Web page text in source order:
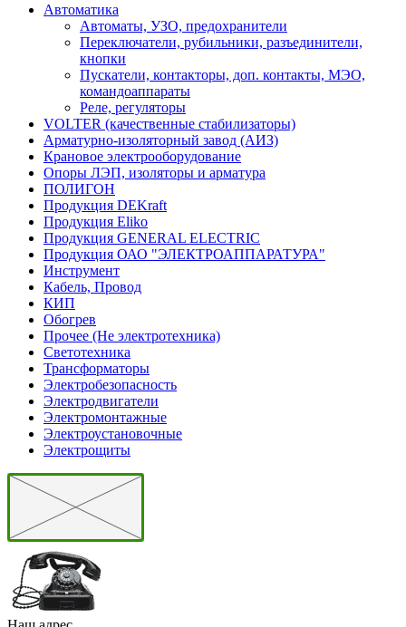
Автоматика
Автоматы, УЗО, предохранители
Переключатели, рубильники, разъединители,
кнопки
Пускатели, контакторы, доп. контакты, МЭО,
командоаппараты
Реле, регуляторы
VOLTER (качественные стабилизаторы)
Арматурно-изоляторный завод (АИЗ)
Крановое электрооборудование
Опоры ЛЭП, изоляторы и арматура
ПОЛИГОН
Продукция DEKraft
Продукция Eliko
Продукция GENERAL ELECTRIC
Продукция ОАО "ЭЛЕКТРОАППАРАТУРА"
Инструмент
Кабель, Провод
КИП
Обогрев
Прочее (Не электротехника)
Светотехника
Трансформаторы
Электробезопасность
Электродвигатели
Электромонтажные
Электроустановочные
Электрощиты